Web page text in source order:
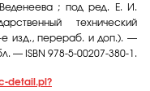
; под ред. Е. И.
технический
изд., перераб. и доп.). —
— ISBN 978-5-00207-380-1.
detail.pl?